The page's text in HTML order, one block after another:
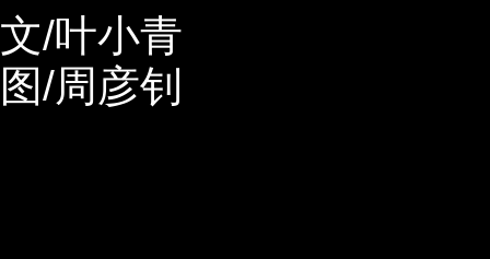
文/叶小青
图/周彦钊